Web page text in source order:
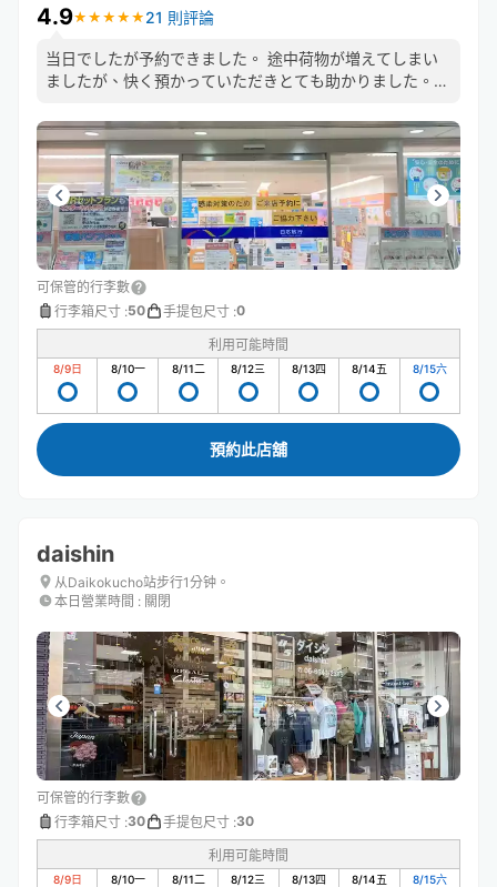
4.9★ ★ ★ ★ ★
★ ★ ★ ★ ★ 21 則評論
当日でしたが予約できました。 途中荷物が増えてしまい
ましたが、快く預かっていただきとても助かりました。
た。 またお願いします。
可保管的行李數
行李箱尺寸 :50 手提包尺寸 :0
利用可能時間
8/9日 8/10一 8/11二 8/12三 8/13四 8/14五 8/15六
預約此店舖
daishin
从Daikokucho站步行1分钟。
本日營業時間 : 關閉
可保管的行李數
行李箱尺寸 :30 手提包尺寸 :30
利用可能時間
8/9日 8/10一 8/11二 8/12三 8/13四 8/14五 8/15六